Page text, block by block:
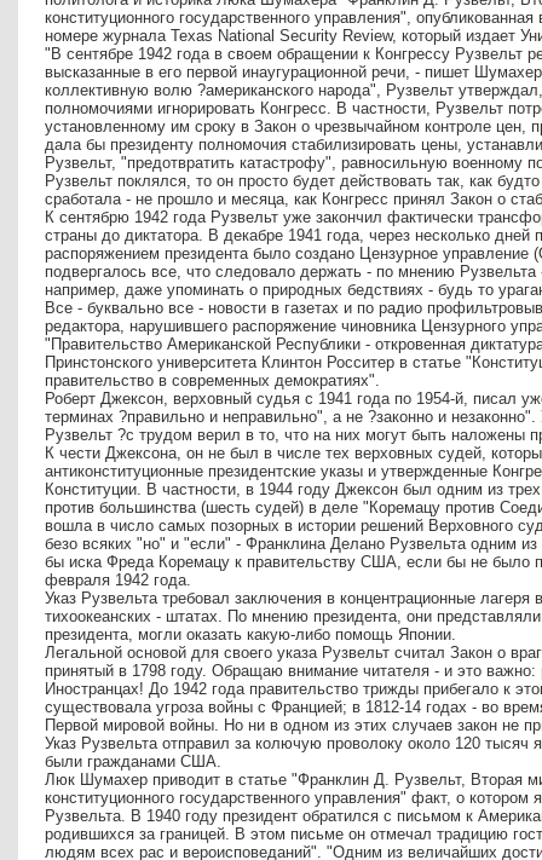
конституционного государственного управления",
номере журнала Texas National Security Review, который издает
"В сентябре 1942 года в своем обращении к Конгрессу Рузвельт
высказанные в его первой инаугурационной речи, - пишет
коллективную волю ?американского народа", Рузвельт
полномочиями игнорировать Конгресс. В частности, Рузвельт
установленному им сроку в Закон о чрезвычайном контроле цен,
дала бы президенту полномочия стабилизировать цены,
Рузвельт, "предотвратить катастрофу", равносильную военному
Рузвельт поклялся, то он просто будет действовать так, как
сработала - не прошло и месяца, как Конгресс принял Закон о
К сентябрю 1942 года Рузвельт уже закончил фактически
страны до диктатора. В декабре 1941 года, через несколько
распоряжением президента было создано Цензурное управление
подвергалось все, что следовало держать - по мнению
например, даже упоминать о природных бедствиях - будь то
Все - буквально все - новости в газетах и по радио
редактора, нарушившего распоряжение чиновника Цензурного
"Правительство Американской Республики - откровенная
Принстонского университета Клинтон Росситер в статье
правительство в современных демократиях".
Роберт Джексон, верховный судья с 1941 года по 1954-й, писал
терминах ?правильно и неправильно", а не ?законно и
Рузвельт ?с трудом верил в то, что на них могут быть наложены
К чести Джексона, он не был в числе тех верховных судей,
антиконституционные президентские указы и утвержденные
Конституции. В частности, в 1944 году Джексон был одним из
против большинства (шесть судей) в деле "Коремацу против
вошла в число самых позорных в истории решений Верховного
безо всяких "но" и "если" - Франклина Делано Рузвельта одним
бы иска Фреда Коремацу к правительству США, если бы не было
февраля 1942 года.
Указ Рузвельта требовал заключения в концентрационные
тихоокеанских - штатах. По мнению президента, они
президента, могли оказать какую-либо помощь Японии.
Легальной основой для своего указа Рузвельт считал Закон о
принятый в 1798 году. Обращаю внимание читателя - и это важно:
Иностранцах! До 1942 года правительство трижды прибегало к
существовала угроза войны с Францией; в 1812-14 годах - во
Первой мировой войны. Но ни в одном из этих случаев закон не
Указ Рузвельта отправил за колючую проволоку около 120 тысяч
были гражданами США.
Люк Шумахер приводит в статье "Франклин Д. Рузвельт, Вторая
конституционного государственного управления" факт, о
Рузвельта. В 1940 году президент обратился с письмом к
родившихся за границей. В этом письме он отмечал традицию
людям всех рас и вероисповеданий". "Одним из величайших